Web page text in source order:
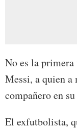
No es la
Messi, a quien a
compañero en
El exfutbolista,